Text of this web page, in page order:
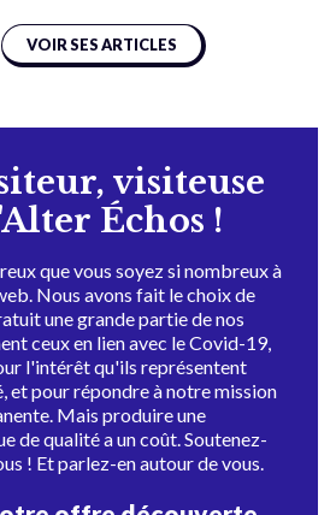
VOIR SES ARTICLES
visiteuse
Échos !
que vous soyez si nombreux à
Nous avons fait le choix de
une grande partie de nos
ceux en lien avec le Covid-19,
l'intérêt qu'ils représentent
et pour répondre à notre mission
Mais produire une
de qualité a un coût. Soutenez-
! Et parlez-en autour de vous.